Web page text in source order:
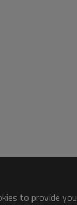
to provide